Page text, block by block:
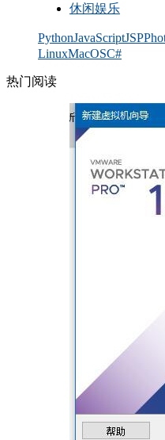
休闲娱乐
PythonJavaScriptJSP
LinuxMacOSC#
热门阅读